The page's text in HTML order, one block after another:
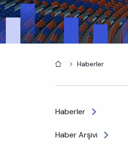
AnasayfaHaberler
Haberler
Haber Arşivi